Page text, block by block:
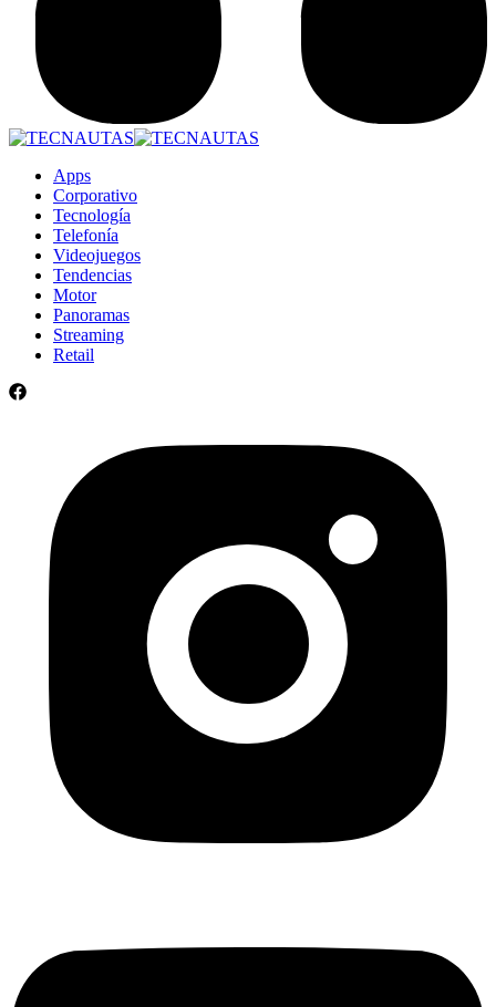
Apps
Corporativo
Tecnología
Telefonía
Videojuegos
Tendencias
Motor
Panoramas
Streaming
Retail